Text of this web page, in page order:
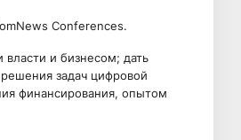
Conferences.
и бизнесом; дать
задач цифровой
финансирования, опытом